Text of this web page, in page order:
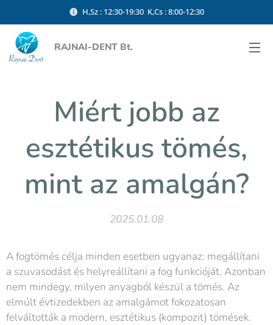
H,Sz : 12:30-19:30 K,Cs : 8:00-12:30
RAJNAI-DENT Bt.
Miért jobb az
esztétikus tömés,
mint az amalgán?
2025.01.08
A fogtömés célja minden esetben ugyanaz: megállítani
a szuvasodást és helyreállítani a fog funkcióját. Azonban
nem mindegy, milyen anyagból készül a tömés. Az
elmúlt évtizedekben az amalgámot fokozatosan
felváltották a modern, esztétikus (kompozit) tömések.